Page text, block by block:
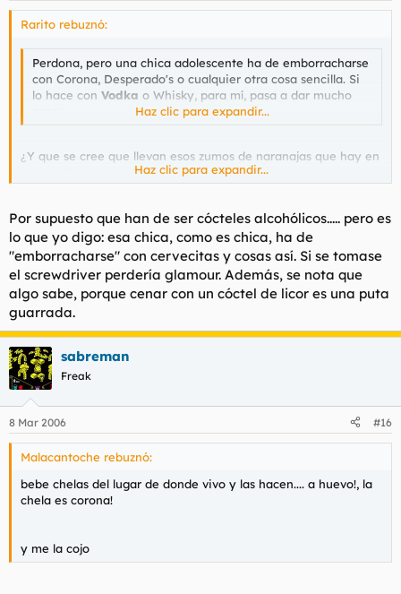
Rarito rebuznó:
Perdona, pero una chica adolescente ha de emborracharse
con Corona, Desperado's o cualquier otra cosa sencilla. Si
lo hace con Vodka o Whisky, para mí, pasa a dar mucho
Haz clic para expandir...
¿Y que se cree que llevan esos zumos de naranajas que hay en
la mesa?¿No sirven destornilladores en paris?
Haz clic para expandir...
Por supuesto que han de ser cócteles alcohólicos..... pero es
lo que yo digo: esa chica, como es chica, ha de
"emborracharse" con cervecitas y cosas así. Si se tomase
el screwdriver perdería glamour. Además, se nota que
algo sabe, porque cenar con un cóctel de licor es una puta
guarrada.
sabreman
Freak
8 Mar 2006 #16
Malacantoche rebuznó:
bebe chelas del lugar de donde vivo y las hacen.... a huevo!, la
chela es corona!
y me la cojo